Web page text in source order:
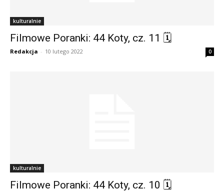
kulturalnie
Filmowe Poranki: 44 Koty, cz. 11 🗓
Redakcja - 10 lutego 2022 0
kulturalnie
Filmowe Poranki: 44 Koty, cz. 10 🗓